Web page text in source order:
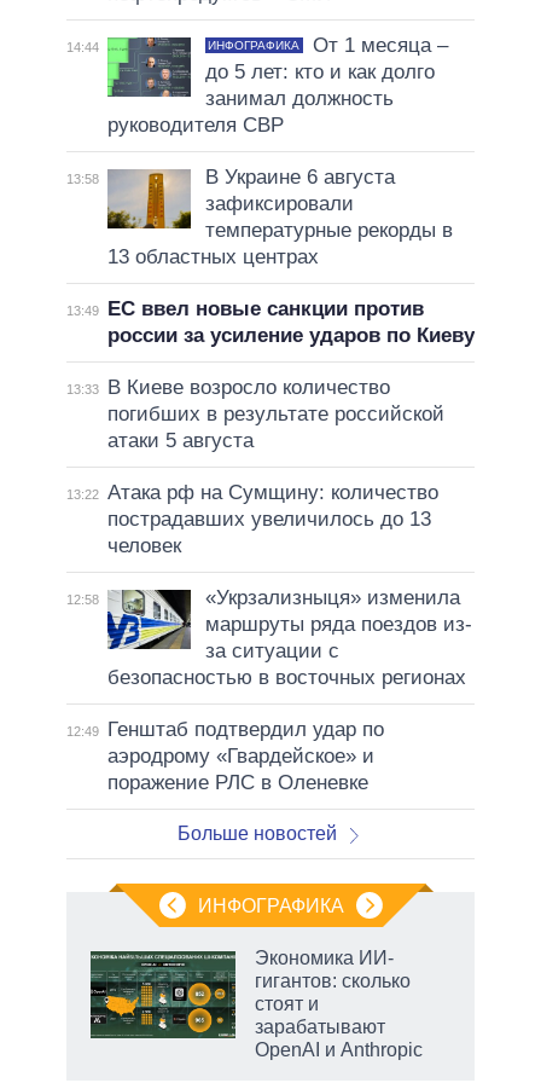
14:44 ИНФОГРАФИКА
От 1 месяца –
до 5 лет: кто и как долго
занимал должность
руководителя СВР
13:58
В Украине 6 августа
зафиксировали
температурные рекорды в
13 областных центрах
13:49
ЕС ввел новые санкции против
россии за усиление ударов по Киеву
13:33
В Киеве возросло количество
погибших в результате российской
атаки 5 августа
13:22 Атака рф на Сумщину: количество
пострадавших увеличилось до 13
человек
12:58
«Укрзализныця» изменила
маршруты ряда поездов из-
за ситуации с
безопасностью в восточных регионах
12:49
Генштаб подтвердил удар по
аэродрому «Гвардейское» и
поражение РЛС в Оленевке
Больше новостей
ИНФОГРАФИКА
Экономика ИИ-
гигантов: сколько
стоят и
зарабатывают
OpenAI и Anthropic